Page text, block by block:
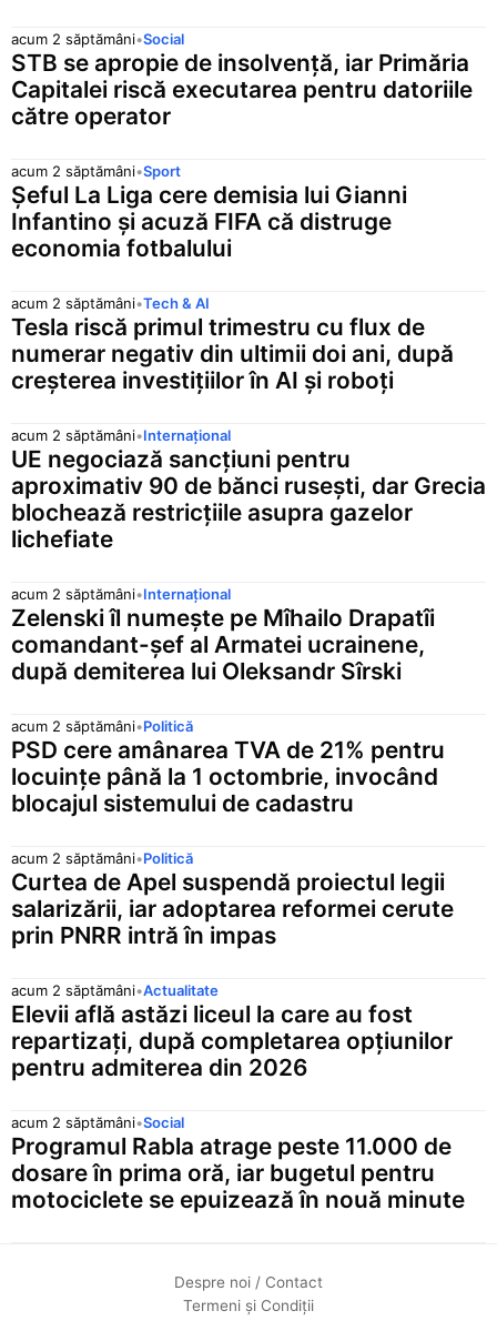
acum 2 săptămâni•Social
STB se apropie de insolvență, iar Primăria
Capitalei riscă executarea pentru datoriile
către operator
acum 2 săptămâni•Sport
Șeful La Liga cere demisia lui Gianni
Infantino și acuză FIFA că distruge
economia fotbalului
acum 2 săptămâni•Tech & AI
Tesla riscă primul trimestru cu flux de
numerar negativ din ultimii doi ani, după
creșterea investițiilor în AI și roboți
acum 2 săptămâni•Internațional
UE negociază sancțiuni pentru
aproximativ 90 de bănci rusești, dar Grecia
blochează restricțiile asupra gazelor
lichefiate
acum 2 săptămâni•Internațional
Zelenski îl numește pe Mîhailo Drapatîi
comandant-șef al Armatei ucrainene,
după demiterea lui Oleksandr Sîrski
acum 2 săptămâni•Politică
PSD cere amânarea TVA de 21% pentru
locuințe până la 1 octombrie, invocând
blocajul sistemului de cadastru
acum 2 săptămâni•Politică
Curtea de Apel suspendă proiectul legii
salarizării, iar adoptarea reformei cerute
prin PNRR intră în impas
acum 2 săptămâni•Actualitate
Elevii află astăzi liceul la care au fost
repartizați, după completarea opțiunilor
pentru admiterea din 2026
acum 2 săptămâni•Social
Programul Rabla atrage peste 11.000 de
dosare în prima oră, iar bugetul pentru
motociclete se epuizează în nouă minute
Despre noi / Contact
Termeni și Condiții